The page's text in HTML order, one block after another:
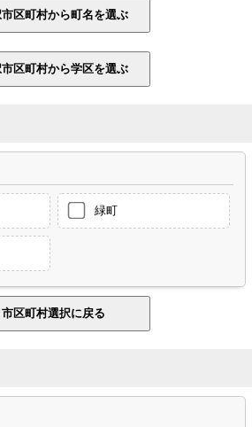
緑町